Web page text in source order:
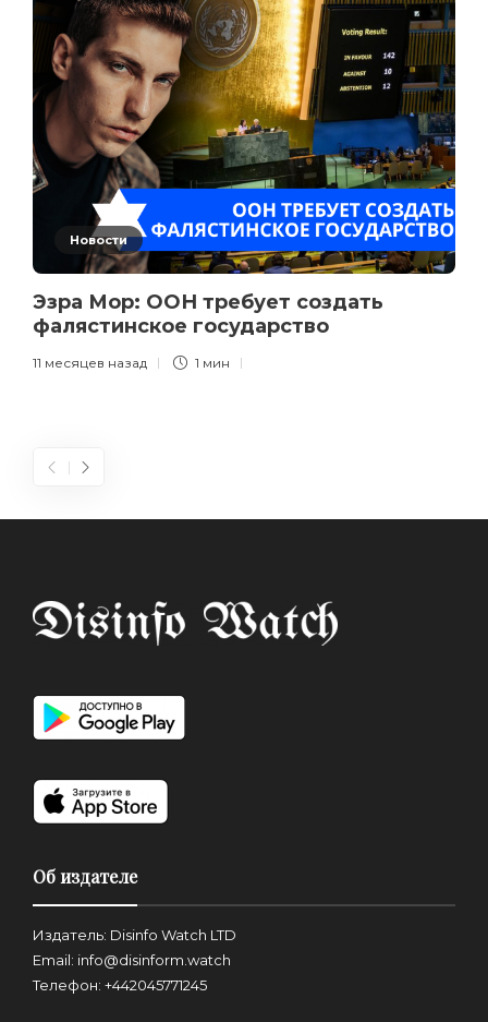
Новости
Эзра Мор: ООН требует создать
фалястинское государство
11 месяцев назад 1 мин
Об издателе
Издатель: Disinfo Watch LTD
Email: info@disinform.watch
Телефон: +442045771245